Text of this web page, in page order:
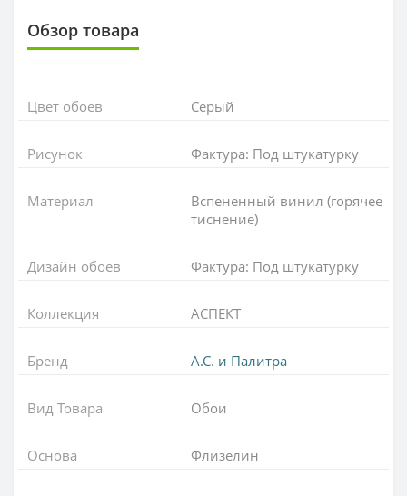
Обзор товара
Цвет обоев Серый
Рисунок Фактура: Под штукатурку
Материал
Вспененный винил (горячее
тиснение)
Дизайн обоев Фактура: Под штукатурку
Коллекция АСПЕКТ
Бренд А.С. и Палитра
Вид Товара Обои
Основа Флизелин